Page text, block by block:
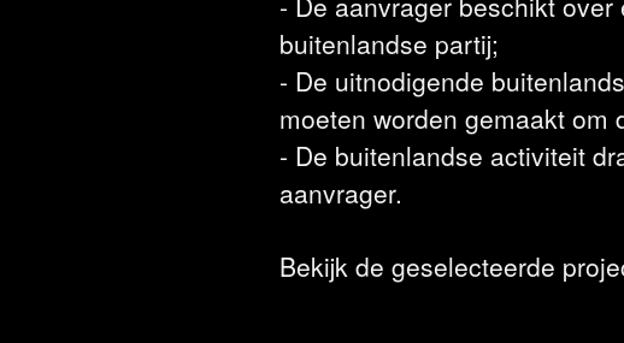
buitenlandse partij;
- De uitnodigende
moeten worden gemaakt om
- De buitenlandse activiteit
aanvrager.
Bekijk de geselecteerde